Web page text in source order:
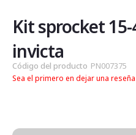
de
la
galería
de
imágenes
Kit sprocket
invicta
Código del producto PN007375
Sea el primero en dejar una